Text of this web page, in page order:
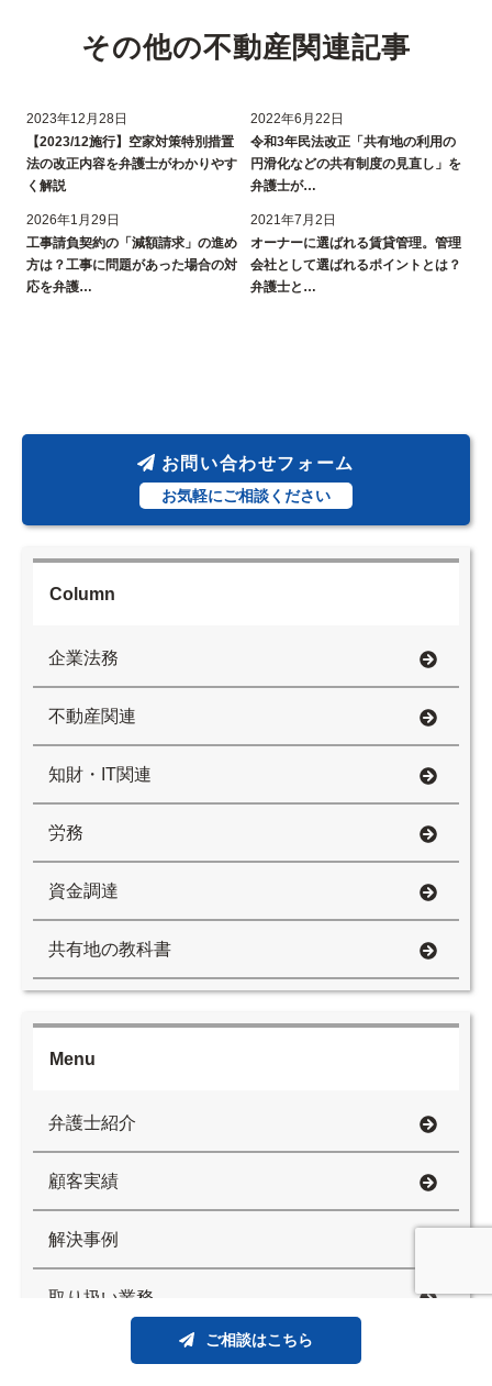
その他の不動産関連記事
2023年12月28日
【2023/12施行】空家対策特別措置
法の改正内容を弁護士がわかりやす
く解説
2022年6月22日
令和3年民法改正「共有地の利用の
円滑化などの共有制度の見直し」を
弁護士が…
2026年1月29日
工事請負契約の「減額請求」の進め
方は？工事に問題があった場合の対
応を弁護…
2021年7月2日
オーナーに選ばれる賃貸管理。管理
会社として選ばれるポイントとは？
弁護士と…
お問い合わせフォーム
お気軽にご相談ください
Column
企業法務
不動産関連
知財・IT関連
労務
資金調達
共有地の教科書
Menu
弁護士紹介
顧客実績
解決事例
取り扱い業務
ご相談はこちら